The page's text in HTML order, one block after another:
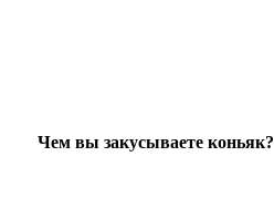
Чем вы закусываете коньяк?